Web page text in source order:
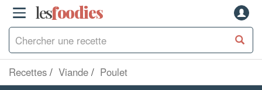
lesfoodies
Recettes Viande Poulet